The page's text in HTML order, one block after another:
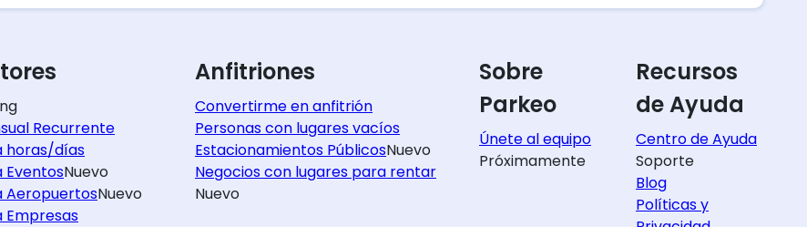
Recurrente
horas/días
EventosNuevo
AeropuertosNuevo
Empresas
Anfitriones
Convertirme en anfitrión
Personas con lugares vacíos
Estacionamientos PúblicosNuevo
Negocios con lugares para rentar
Nuevo
Recursos
de Ayuda
Centro de Ayuda
Soporte
Blog
Políticas y
Sobre
Parkeo
Únete al equipo
Próximamente